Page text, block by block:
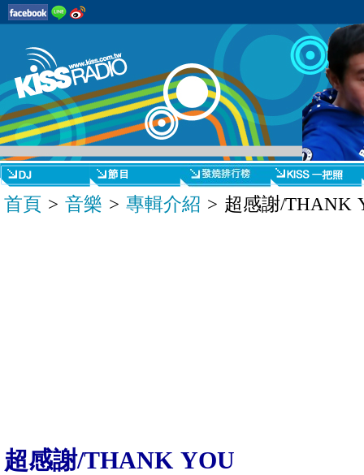
首頁 > 音樂 > 專輯介紹 > 超感謝/THANK
超感謝/THANK YOU